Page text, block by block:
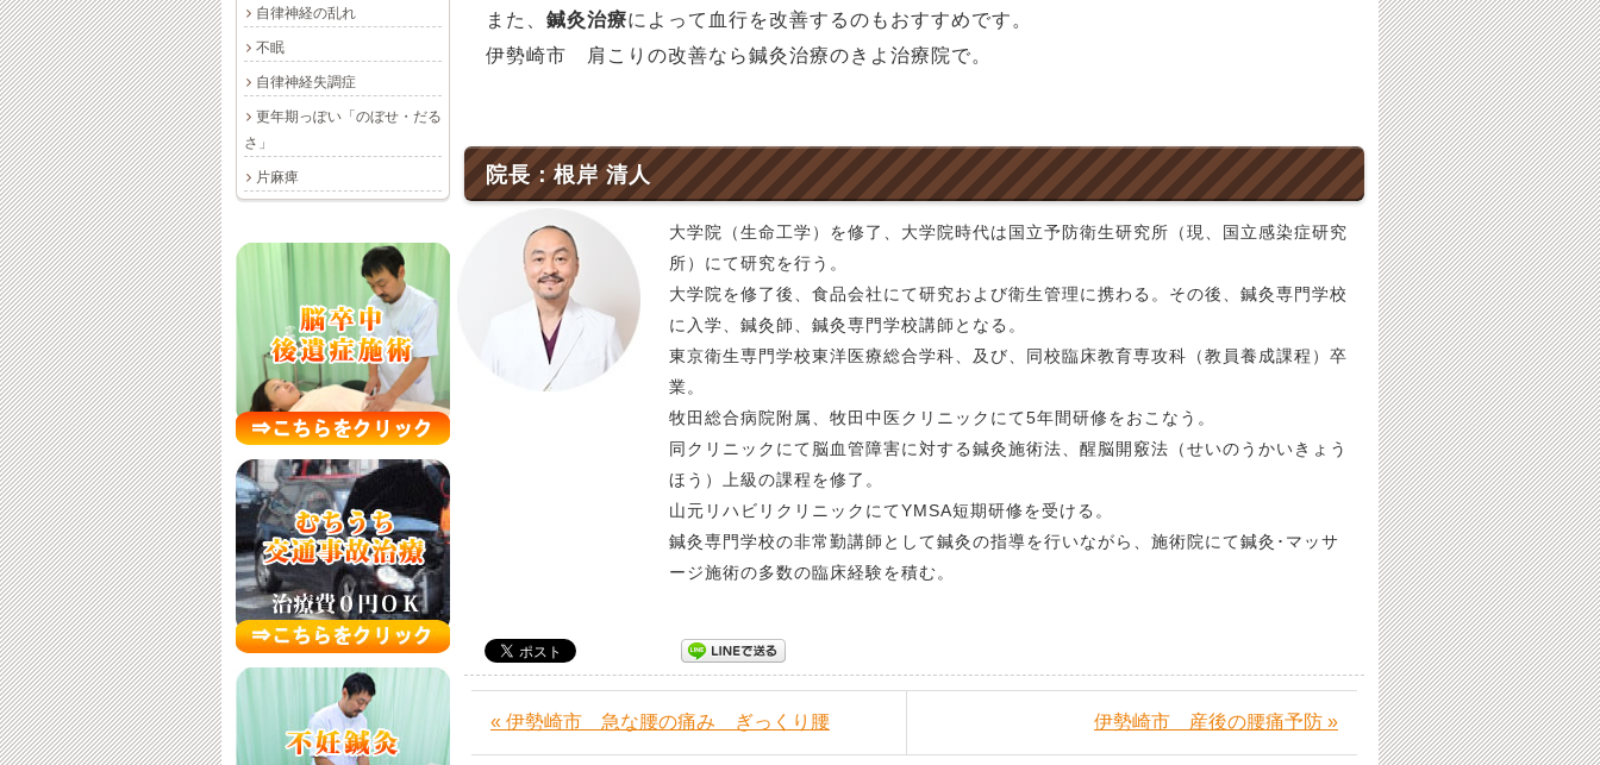
また、 鍼灸治療によって血行を改善するのもおすすめです。
伊勢崎市 肩こりの改善なら鍼灸治療のきよ治療院で。
院長：根岸 清人
大学院（生命工学）を修了、大学院時代は国立予防衛生研究所（現、国立感染症研究
所）にて研究を行う。
大学院を修了後、食品会社にて研究および衛生管理に携わる。その後、鍼灸専門学校
に入学、鍼灸師、鍼灸専門学校講師となる。
東京衛生専門学校東洋医療総合学科、及び、同校臨床教育専攻科（教員養成課程）卒
業。
牧田総合病院附属、牧田中医クリニックにて5年間研修をおこなう。
同クリニックにて脳血管障害に対する鍼灸施術法、醒脳開竅法（せいのうかいきょう
ほう）上級の課程を修了。
山元リハビリクリニックにてYMSA短期研修を受ける。
鍼灸専門学校の非常勤講師として鍼灸の指導を行いながら、施術院にて鍼灸･マッサ
ージ施術の多数の臨床経験を積む。
« 伊勢崎市 急な腰の痛み ぎっくり腰 伊勢崎市 産後の腰痛予防 »
自律神経の乱れ
不眠
自律神経失調症
更年期っぽい「のぼせ・だる
さ」
片麻痺